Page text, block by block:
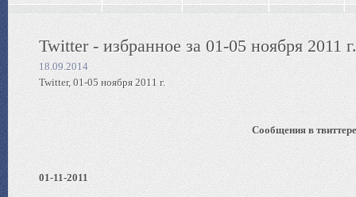
Twitter - избранное за 01-05 ноября 2011 г.
18.09.2014
Twitter, 01-05 ноября 2011 г.
Сообщения в
01-11-2011